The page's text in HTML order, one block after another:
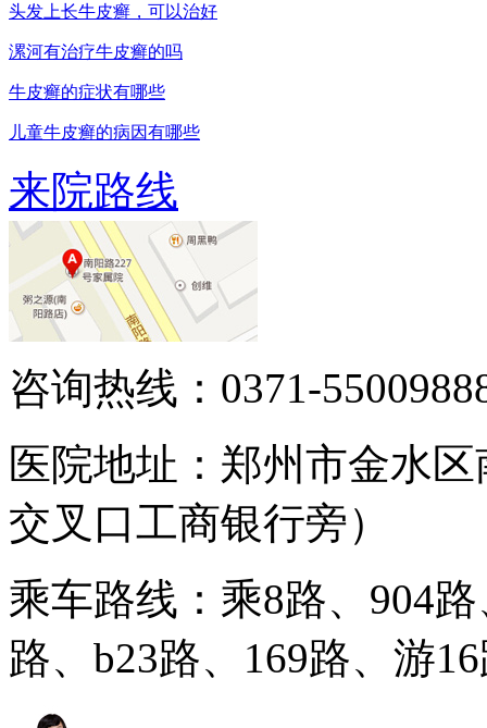
头发上长牛皮癣，可以治好
漯河有治疗牛皮癣的吗
牛皮癣的症状有哪些
儿童牛皮癣的病因有哪些
来院路线
咨询热线：0371-
医院地址：郑州市金水
交叉口工商银行旁）
乘车路线：乘8路、904
路、b23路、169路、游